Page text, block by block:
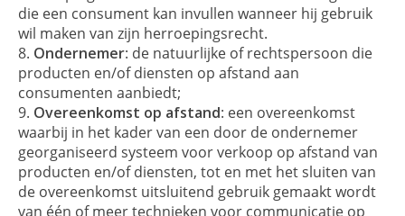
die een consument kan invullen wanneer hij gebruik
wil maken van zijn herroepingsrecht.
Ondernemer: de natuurlijke of rechtspersoon die
producten en/of diensten op afstand aan
consumenten aanbiedt;
Overeenkomst op afstand: een overeenkomst
waarbij in het kader van een door de ondernemer
georganiseerd systeem voor verkoop op afstand van
producten en/of diensten, tot en met het sluiten van
de overeenkomst uitsluitend gebruik gemaakt wordt
van één of meer technieken voor communicatie op